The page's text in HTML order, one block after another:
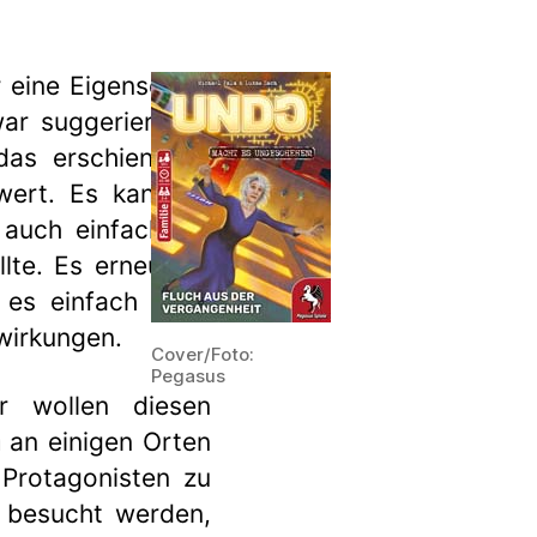
Cover/Foto:
Pegasus
Eigenschaft
suggeriert die
erschien uns
Es kann im
einfach die
Es erneut zu
einfach nicht
wollen diesen
einigen Orten
zu
werden,